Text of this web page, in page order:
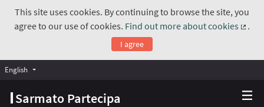
This site uses cookies. By continuing to browse the site, you
agree to our use of cookies. Find out more about cookies
.
I agree
Sarmato Partecipa
English Choose language